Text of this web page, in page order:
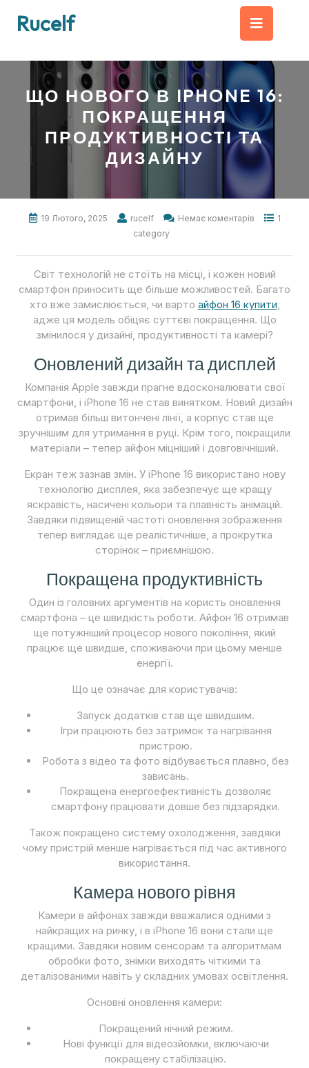
Rucelf
ЩО НОВОГО В IPHONE 16:
ПОКРАЩЕННЯ
ПРОДУКТИВНОСТІ ТА
ДИЗАЙНУ
19 Лютого, 2025 rucelf Немає коментарів
1
category
Світ технологій не стоїть на місці, і кожен новий
смартфон приносить ще більше можливостей. Багато
хто вже замислюється, чи варто айфон 16 купити,
адже ця модель обіцяє суттєві покращення. Що
змінилося у дизайні, продуктивності та камері?
Оновлений дизайн та дисплей
Компанія Apple завжди прагне вдосконалювати свої
смартфони, і iPhone 16 не став винятком. Новий дизайн
отримав більш витончені лінії, а корпус став ще
зручнішим для утримання в руці. Крім того, покращили
матеріали – тепер айфон міцніший і довговічніший.
Екран теж зазнав змін. У iPhone 16 використано нову
технологію дисплея, яка забезпечує ще кращу
яскравість, насичені кольори та плавність анімацій.
Завдяки підвищеній частоті оновлення зображення
тепер виглядає ще реалістичніше, а прокрутка
сторінок – приємнішою.
Покращена продуктивність
Один із головних аргументів на користь оновлення
смартфона – це швидкість роботи. Айфон 16 отримав
ще потужніший процесор нового покоління, який
працює ще швидше, споживаючи при цьому менше
енергії.
Що це означає для користувачів:
Запуск додатків став ще швидшим.
Ігри працюють без затримок та нагрівання
пристрою.
Робота з відео та фото відбувається плавно, без
зависань.
Покращена енергоефективність дозволяє
смартфону працювати довше без підзарядки.
Також покращено систему охолодження, завдяки
чому пристрій менше нагрівається під час активного
використання.
Камера нового рівня
Камери в айфонах завжди вважалися одними з
найкращих на ринку, і в iPhone 16 вони стали ще
кращими. Завдяки новим сенсорам та алгоритмам
обробки фото, знімки виходять чіткими та
деталізованими навіть у складних умовах освітлення.
Основні оновлення камери:
Покращений нічний режим.
Нові функції для відеозйомки, включаючи
покращену стабілізацію.